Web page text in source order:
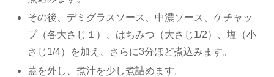
その後、デミグラスソース、中濃ソース、ケチャッ
プ（各大さじ１）、はちみつ（大さじ1/2）、塩（小
さじ1/4）を加え、さらに3分ほど煮込みます。
蓋を外し、煮汁を少し煮詰めます。